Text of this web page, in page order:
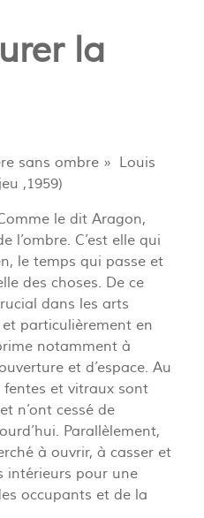
la
sans ombre » Louis
,1959)
le dit Aragon,
l’ombre. C’est elle qui
le temps qui passe et
des choses. De ce
dans les arts
particulièrement en
notamment à
et d’espace. Au
fentes et vitraux sont
n’ont cessé de
Parallèlement,
à ouvrir, à casser et
intérieurs pour une
occupants et de la